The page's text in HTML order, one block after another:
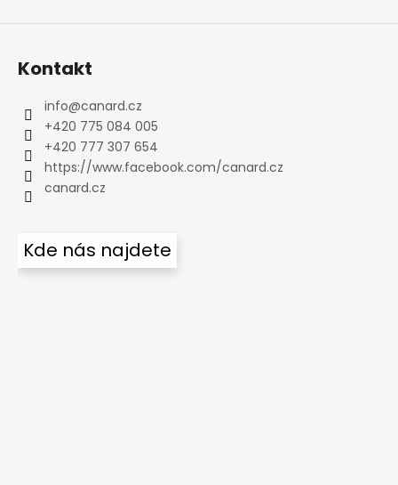
Kontakt
info@canard.cz
+420 775 084 005
+420 777 307 654
https://www.facebook.com/canard.cz
canard.cz
Kde nás najdete